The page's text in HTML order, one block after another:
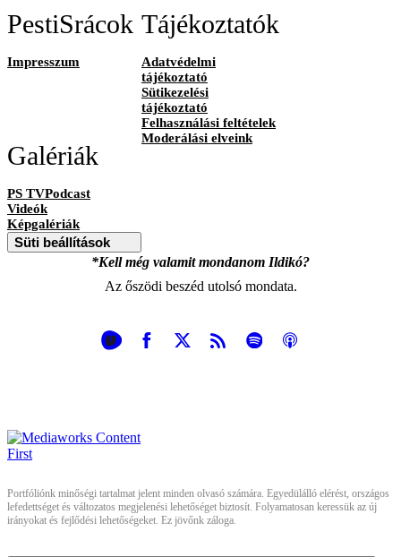
PestiSrácok
Impresszum
Tájékoztatók
Adatvédelmi
tájékoztató
Sütikezelési
tájékoztató
Felhasználási feltételek
Moderálási elveink
Galériák
PS TVPodcast
Videók
Képgalériák
Süti beállítások
*Kell még valamit mondanom Ildikó?
Az őszödi beszéd utolsó mondata.
Portfóliónk minőségi tartalmat jelent minden olvasó számára. Egyedülálló elérést, országos
lefedettséget és változatos megjelenési lehetőséget biztosít. Folyamatosan keressük az új
irányokat és fejlődési lehetőségeket. Ez jövőnk záloga.